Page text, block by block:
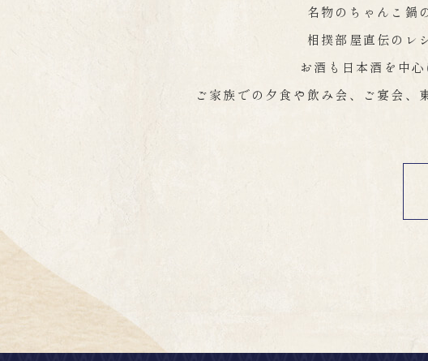
名物のちゃんこ鍋
相撲部屋直伝のレ
お酒も日本酒を中
ご家族での夕食や飲み会、ご宴会、